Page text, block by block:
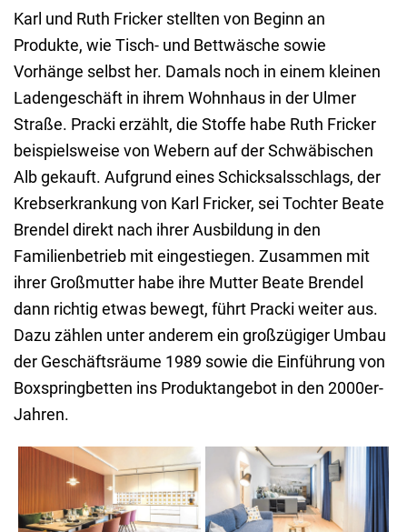
Karl und Ruth Fricker stellten von Beginn an
Produkte, wie Tisch- und Bettwäsche sowie
Vorhänge selbst her. Damals noch in einem kleinen
Ladengeschäft in ihrem Wohnhaus in der Ulmer
Straße. Pracki erzählt, die Stoffe habe Ruth Fricker
beispielsweise von Webern auf der Schwäbischen
Alb gekauft. Aufgrund eines Schicksalsschlags, der
Krebserkrankung von Karl Fricker, sei Tochter Beate
Brendel direkt nach ihrer Ausbildung in den
Familienbetrieb mit eingestiegen. Zusammen mit
ihrer Großmutter habe ihre Mutter Beate Brendel
dann richtig etwas bewegt, führt Pracki weiter aus.
Dazu zählen unter anderem ein großzügiger Umbau
der Geschäftsräume 1989 sowie die Einführung von
Boxspringbetten ins Produktangebot in den 2000er-
Jahren.
Gemeinschaftsräume
am Starnberger See -
konzipiert von
Farbe, Form und
Material. Das Team der
Betten- und